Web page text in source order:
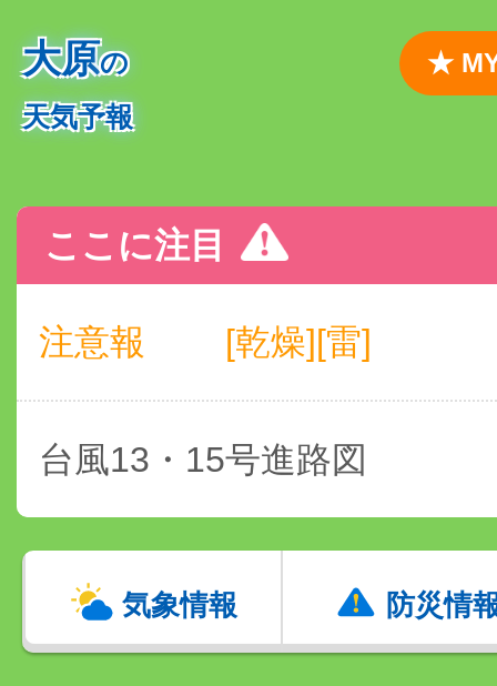
大原の
天気予報
★
ここに注目
注意報 [乾燥][雷]
台風13・15号進路図
気象情報 防災情